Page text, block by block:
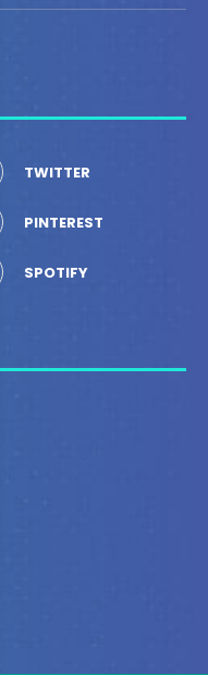
TWITTER
PINTEREST
SPOTIFY